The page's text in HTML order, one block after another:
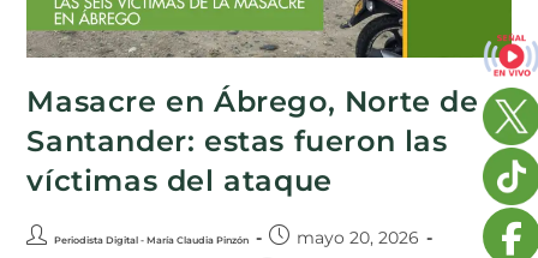
Masacre en Ábrego, Norte de
Santander: estas fueron las
víctimas del ataque
Periodista Digital - María Claudia Pinzón mayo 20, 2026